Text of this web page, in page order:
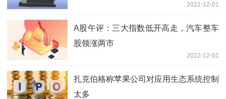
2022-12-01
A股午评：三大指数低开高走，汽车整车
股领涨两市
2022-12-01
扎克伯格称苹果公司对应用生态系统控制
太多